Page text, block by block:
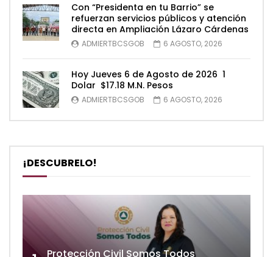
Con “Presidenta en tu Barrio” se
refuerzan servicios públicos y atención
directa en Ampliación Lázaro Cárdenas
ADMIERTBCSGOB 6 AGOSTO, 2026
Hoy Jueves 6 de Agosto de 2026 1
Dolar $17.18 M.N. Pesos
ADMIERTBCSGOB 6 AGOSTO, 2026
¡DESCUBRELO!
Protección Civil Somos Todos